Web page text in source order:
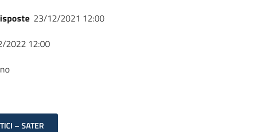
23/12/2021 12:00
2022 12:00
no
– SATER